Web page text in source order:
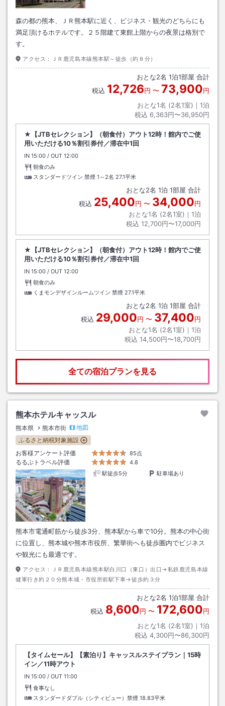
森の都の熊本、ＪＲ熊本駅に近く、ビジネス・観光のどちらにも
満足頂けるホテルです。２５階建て東館上階からの夜景は格別で
す。
アクセス： ＪＲ鹿児島本線熊本駅～徒歩（約８分）
おとな2名 1泊1部屋 合計
税込 12,726円 〜 73,900円
おとな1名 (2名1室)｜ 1泊
税込 6,363円〜36,950円
★【JTBセレクション】（朝食付）アウト12時！館内でご使
用いただける10％割引券付／滞在中1回
IN チェックイン
15:00 / OUT チェックアウト
12:00
朝食のみ
スタンダードツイン 禁煙 1～2名 27.1平米
おとな2名 1泊 1部屋 合計
税込 25,400円 〜 34,000円
おとな1名 (2名1室)｜ 1泊
税込 12,700円〜17,000円
★【JTBセレクション】（朝食付）アウト12時！館内でご使
用いただける10％割引券付／滞在中1回
IN チェックイン
15:00 / OUT チェックアウト
12:00
朝食のみ
くまモンデザインルームツイン 禁煙 27.1平米
おとな2名 1泊 1部屋 合計
税込 29,000円 〜 37,400円
おとな1名 (2名1室)｜ 1泊
税込 14,500円〜18,700円
全ての宿泊プランを見る
熊本ホテルキャッスル
熊本県 熊本市街
地図
ふるさと納税対象施設
お客様アンケート評価
85点
るるぶトラベル評価
4.8
駅徒歩5分
駐車場あり
熊本市電通町筋から徒歩3分、熊本駅から車で10分。熊本の中心街
に位置し、熊本城や熊本市役所、繁華街へも徒歩圏内でビジネス
や観光にも最適です。
アクセス：
ＪＲ鹿児島本線熊本駅白川口（東口）出口→私鉄鹿児島本線
健軍行き約２０分熊本城・市役所前駅下車→徒歩約３分
おとな2名 1泊1部屋 合計
税込 8,600円 〜 172,600円
おとな1名 (2名1室)｜ 1泊
税込 4,300円〜86,300円
【タイムセール】【素泊り】キャッスルステイプラン｜15時
イン／11時アウト
IN チェックイン
15:00 / OUT チェックアウト
11:00
食事なし
スタンダードダブル（シティビュー）禁煙 18.83平米